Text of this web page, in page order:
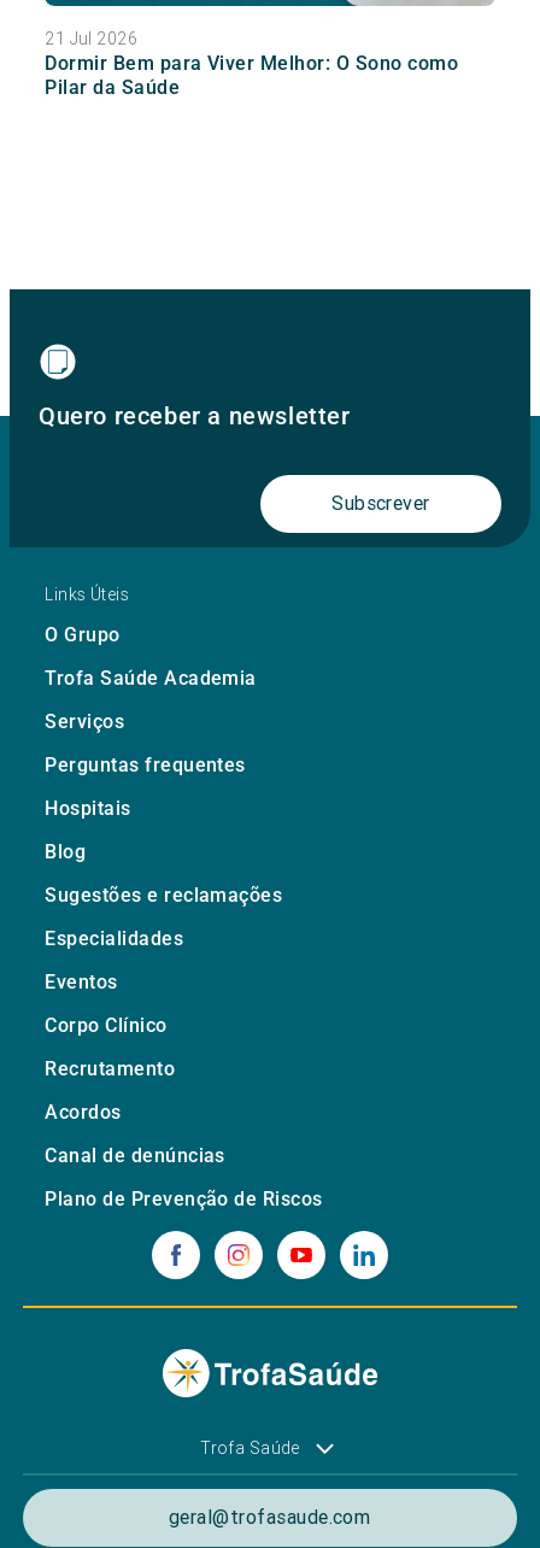
21 Jul 2026
Dormir Bem para Viver Melhor: O Sono como
Pilar da Saúde
Quero receber a newsletter
Subscrever
Links Úteis
O Grupo
Trofa Saúde Academia
Serviços
Perguntas frequentes
Hospitais
Blog
Sugestões e reclamações
Especialidades
Eventos
Corpo Clínico
Recrutamento
Acordos
Canal de denúncias
Plano de Prevenção de Riscos
Trofa Saúde
geral@trofasaude.com